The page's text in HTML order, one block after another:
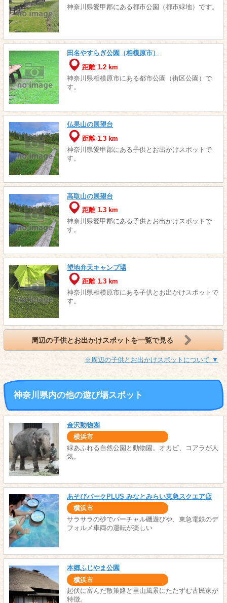
神奈川県愛甲郡にある都市公園（都市緑地）です。
田名やすらぎ公園（相模原市）
距離 1.2 km
神奈川県相模原市にある都市公園（街区公園）で
す。
仏果山の展望台
距離 1.3 km
神奈川県愛甲郡にある子供とお出かけスポットで
す。
高取山の展望台
距離 1.3 km
神奈川県愛甲郡にある子供とお出かけスポットで
す。
望地弁天キャンプ場
距離 1.3 km
神奈川県相模原市にある子供とお出かけスポットで
す。
周辺の子供とお出かけスポットを一覧で見る
※周辺の子供とお出かけスポットについて ▼
神奈川県内の他の遊び場スポット
金沢動物園
横浜市
緑あふれる自然公園と動物園。オカピ、コアラが人
気。
あそびパークPLUS みなとみらい東急スクエア店
横浜市
サラサラの砂でバーチャル磯遊びや、東急電鉄のデ
フォルメ車両の運転が楽しい
本郷ふじやま公園
横浜市
起伏に富んだ散策路と里山風景にたたずむ古民家が
特徴。